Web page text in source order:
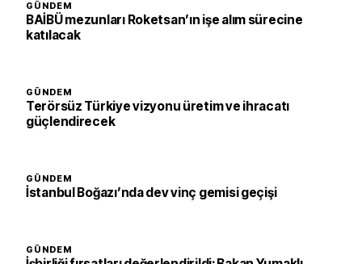
GÜNDEM
BAİBÜ mezunları Roketsan’ın işe alım sürecine
katılacak
GÜNDEM
Terörsüz Türkiye vizyonu üretim ve ihracatı
güçlendirecek
GÜNDEM
İstanbul Boğazı’nda dev vinç gemisi geçişi
GÜNDEM